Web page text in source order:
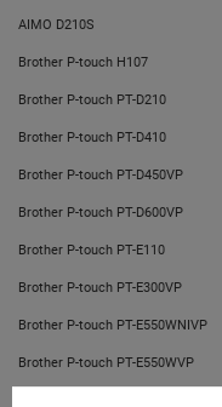
AIMO D210S
Brother P-touch H107
Brother P-touch PT-D210
Brother P-touch PT-D410
Brother P-touch PT-D450VP
Brother P-touch PT-D600VP
Brother P-touch PT-E110
Brother P-touch PT-E300VP
Brother P-touch PT-E550WNIVP
Brother P-touch PT-E550WVP